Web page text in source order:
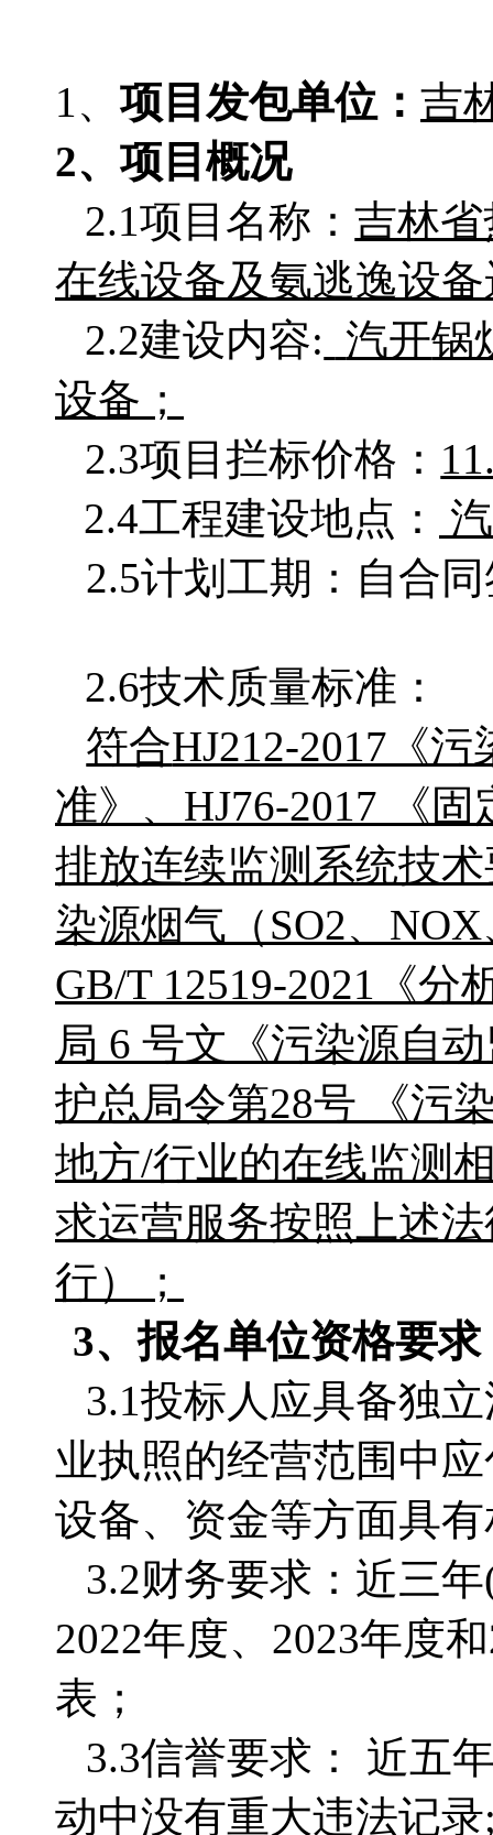
1、 项目发包单位： 吉
2、项目概况
2.1项目名称：吉林
在线设备及氨逃逸设
2.2建设内容: 汽开锅
设备；
2.3项目拦标价格：
2.4工程建设地点：
2.5计划工期：自合
2.6技术质量标准：
符合HJ212-2017《
准》、HJ76-2017 《
排放连续监测系统技
染源烟气（SO2、
GB/T 12519-2021《
局 6 号文《污染源自
护总局令第28号
《污
地方/行业的在线监测
求运营服务按照上述
行）；
3、报名单位资格要求
3.1投标人应具备独
业执照的经营范围中
设备、资金等方面具
3.2财务要求：近三
2022年度、2023年度
表；
3.3信誉要求： 近五
动中没有重大违法记